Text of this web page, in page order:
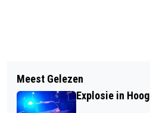
NEDERLANDS FILM
LANCEERT
NIJNTJE MUSEUM
ZOMER GRATIS
Meest Gelezen
Explosie in